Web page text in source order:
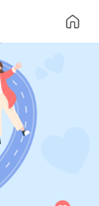
홈으로 이